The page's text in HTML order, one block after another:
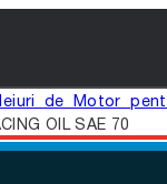
de Motor
OIL SAE 70